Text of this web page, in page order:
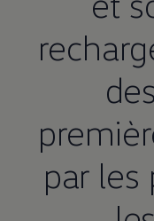
par